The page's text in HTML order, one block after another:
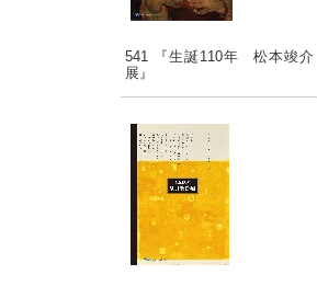
541 『生誕110年 松本竣介
展』